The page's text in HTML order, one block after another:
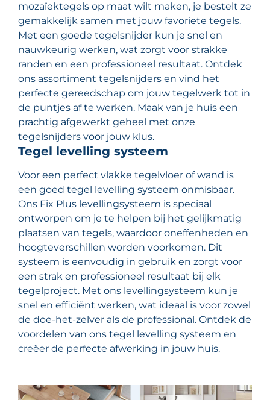
mozaïektegels op maat wilt maken, je bestelt ze
gemakkelijk samen met jouw favoriete tegels.
Met een goede tegelsnijder kun je snel en
nauwkeurig werken, wat zorgt voor strakke
randen en een professioneel resultaat. Ontdek
ons assortiment tegelsnijders en vind het
perfecte gereedschap om jouw tegelwerk tot in
de puntjes af te werken. Maak van je huis een
prachtig afgewerkt geheel met onze
tegelsnijders voor jouw klus.
Tegel levelling systeem
Voor een perfect vlakke tegelvloer of wand is
een goed tegel levelling systeem onmisbaar.
Ons Fix Plus levellingsysteem is speciaal
ontworpen om je te helpen bij het gelijkmatig
plaatsen van tegels, waardoor oneffenheden en
hoogteverschillen worden voorkomen. Dit
systeem is eenvoudig in gebruik en zorgt voor
een strak en professioneel resultaat bij elk
tegelproject. Met ons levellingsysteem kun je
snel en efficiënt werken, wat ideaal is voor zowel
de doe-het-zelver als de professional. Ontdek de
voordelen van ons tegel levelling systeem en
creëer de perfecte afwerking in jouw huis.